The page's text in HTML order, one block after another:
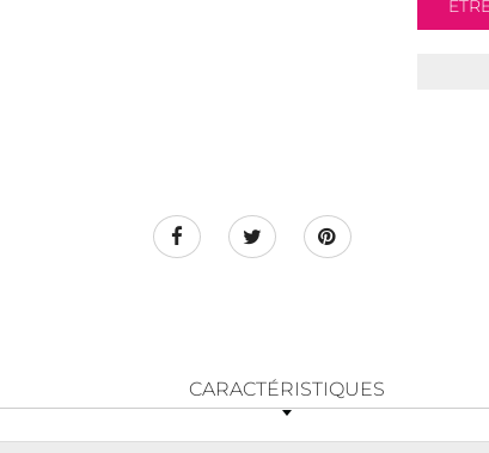
CARACTÉRISTIQUES